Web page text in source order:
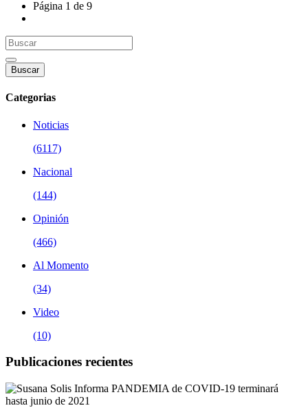
Página 1 de 9
Buscar
Categorias
Noticias
(6117)
Nacional
(144)
Opinión
(466)
Al Momento
(34)
Video
(10)
Publicaciones recientes